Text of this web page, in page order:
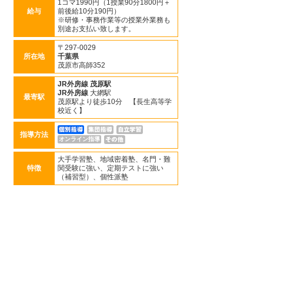
給与
1コマ1990円（1授業90分1800円＋
前後給10分190円）
※研修・事務作業等の授業外業務も
別途お支払い致します。
所在地
〒297-0029
千葉県
茂原市高師352
最寄駅
JR外房線 茂原駅
JR外房線 大網駅
茂原駅より徒歩10分 【長生高等学
校近く】
指導方法
オンライン指導
特徴
大手学習塾、地域密着塾、名門・難
関受験に強い、定期テストに強い
（補習型）、個性派塾